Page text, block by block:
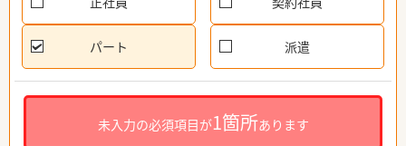
パート 派遣
未入力の必須項目が1箇所あります